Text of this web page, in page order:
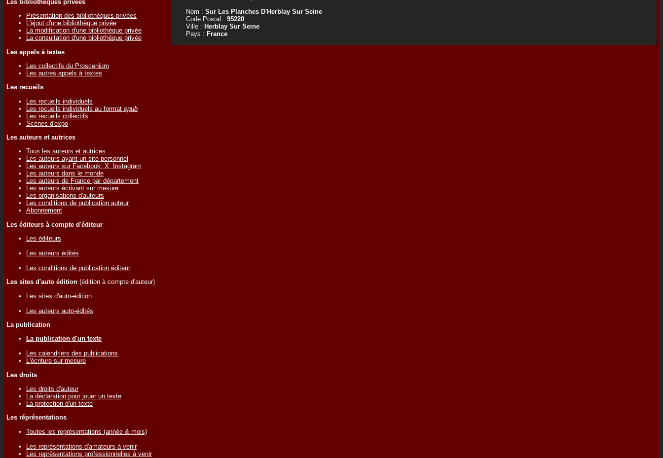
Les bibliothèques privées
Présentation des bibliothèques privées
L'ajout d'une bibliothèque privée
La modification d'une bibliothèque privée
La consultation d'une bibliothèque privée
Les appels à textes
Les collectifs du Proscenium
Les autres appels à textes
Les recueils
Les recueils individuels
Les recueils individuels au format epub
Les recueils collectifs
Scènes d'expo
Les auteurs et autrices
Tous les auteurs et autrices
Les auteurs ayant un site personnel
Les auteurs sur Facebook, X, Instagram
Les auteurs dans le monde
Les auteurs de France par département
Les auteurs écrivant sur mesure
Les organisations d'auteurs
Les conditions de publication auteur
Abonnement
Les éditeurs à compte d'éditeur
Les éditeurs
Les auteurs édités
Les conditions de publication éditeur
Les sites d'auto édition (édition à compte d'auteur)
Les sites d'auto-édition
Les auteurs auto-édités
La publication
La publication d'un texte
Les calendriers des publications
L'écriture sur mesure
Les droits
Les droits d'auteur
La déclaration pour jouer un texte
La protection d'un texte
Les réprésentations
Toutes les représentations (année & mois)
Les représentations d'amateurs à venir
Les représentations professionnelles à venir
Nom : Sur Les Planches D'Herblay Sur Seine
Code Postal : 95220
Ville : Herblay Sur Seine
Pays : France